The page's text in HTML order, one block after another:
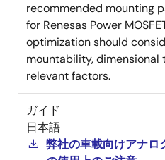
recommended mounting
for Renesas Power
optimization should
mountability, dimensional
relevant factors.
ガイド
日本語
弊社の車載向けアナロ